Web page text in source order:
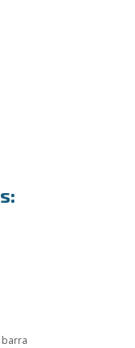
barra